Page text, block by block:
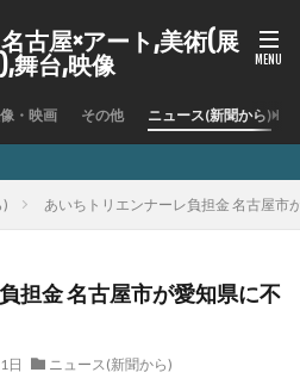
名古屋×アート,美術(展
舞台,映像
・映画 その他 ニュース(新聞から)
あいちトリエンナーレ負担金 名古屋市
担金 名古屋市が愛知県に不
日
ニュース(新聞から)